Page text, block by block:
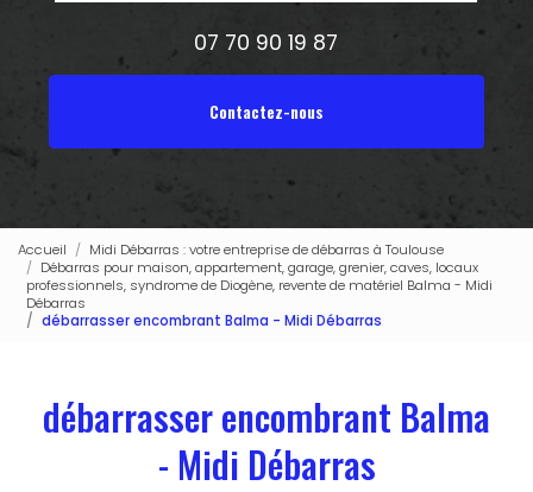
07 70 90 19 87
Contactez-nous
Accueil
Midi Débarras : votre entreprise de débarras à Toulouse
Débarras pour maison, appartement, garage, grenier, caves, locaux
professionnels, syndrome de Diogène, revente de matériel Balma - Midi
Débarras
débarrasser encombrant Balma - Midi Débarras
débarrasser encombrant Balma
- Midi Débarras